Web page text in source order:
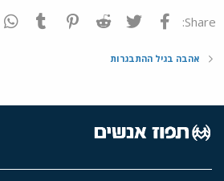
Share: פייסבוק Twitter
Reddit
Pinterest
Tumblr
אהבה בגיל ההתבגרות